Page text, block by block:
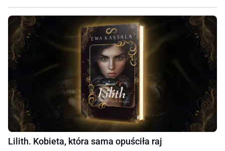
Lilith. Kobieta, która sama opuściła raj